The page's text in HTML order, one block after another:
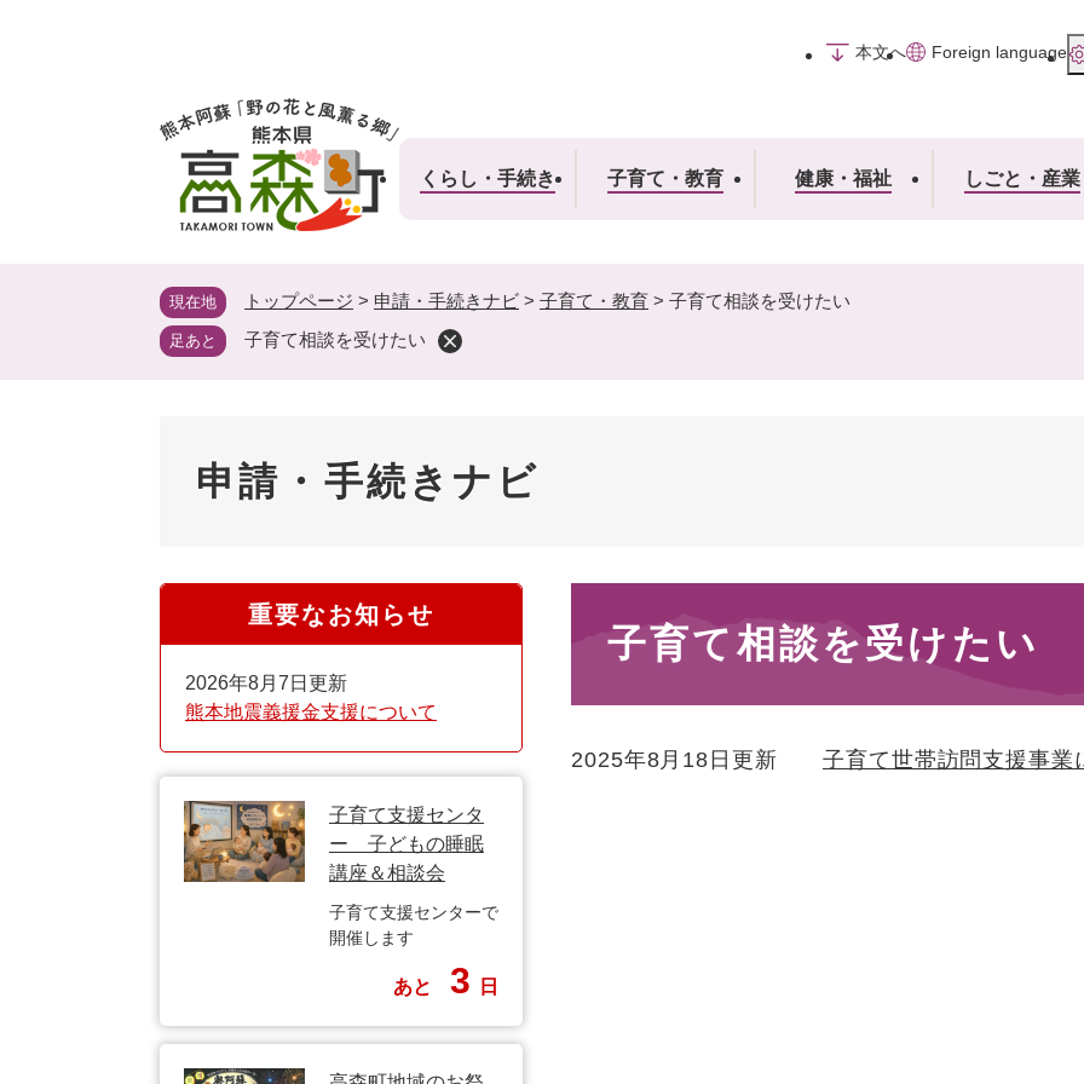
本文へ
Foreign language
くらし・手続き 子育て・教育 健康・福祉 しごと・産業
現在地 トップページ > 申請・手続きナビ > 子育て・教育 > 子育て相談を受けたい
足あと 子育て相談を受けたい
申請・手続きナビ
子育て相談を受けたい
2025年8月18日更新 子育て世帯訪問支援事業
重要なお知らせ
2026年8月7日更新
熊本地震義援金支援について
子育て支援センタ
ー 子どもの睡眠
講座＆相談会
子育て支援センターで
開催します
あと 3 日